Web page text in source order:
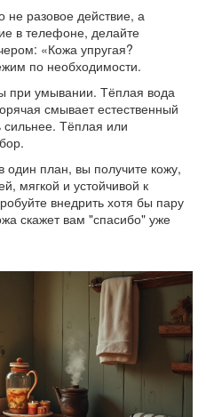
не разовое действие, а
в телефоне, делайте
«Кожа упругая?
по необходимости.
при умывании. Тёплая вода
смывает естественный
Тёплая или
один план, вы получите кожу,
мягкой и устойчивой к
внедрить хотя бы пару
скажет вам "спасибо" уже